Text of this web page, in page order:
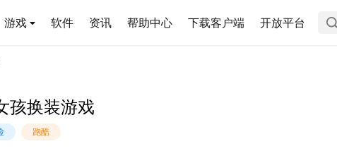
游戏 软件 资讯 帮助中心 下载客户端 开放平台
孩换装游戏
跑酷